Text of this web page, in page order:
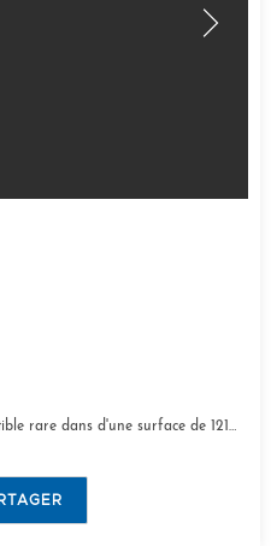
surface de 1210 m² au coeur du quartier...